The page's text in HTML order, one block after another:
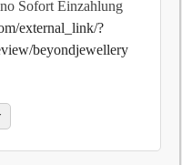
Sofort Einzahlung
external_link/?
beyondjewellery